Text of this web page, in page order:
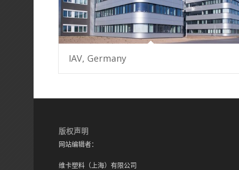
IAV, Germany
版权声明
网站编辑者：
维卡塑料（上海）有限公司